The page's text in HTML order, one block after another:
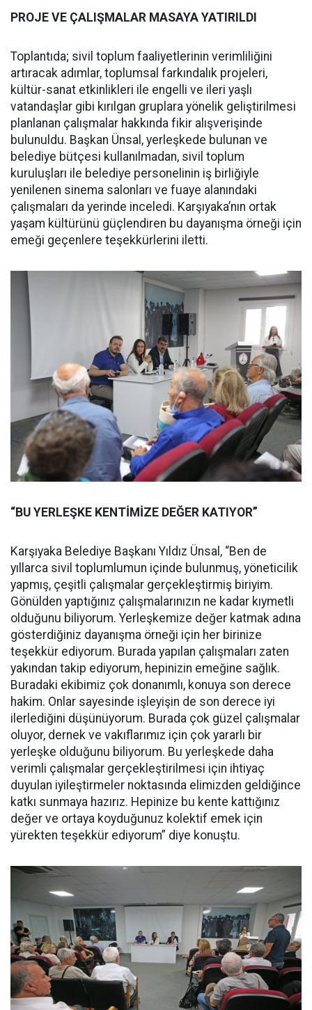
PROJE VE ÇALIŞMALAR MASAYA YATIRILDI
Toplantıda; sivil toplum faaliyetlerinin verimliliğini
artıracak adımlar, toplumsal farkındalık projeleri,
kültür-sanat etkinlikleri ile engelli ve ileri yaşlı
vatandaşlar gibi kırılgan gruplara yönelik geliştirilmesi
planlanan çalışmalar hakkında fikir alışverişinde
bulunuldu. Başkan Ünsal, yerleşkede bulunan ve
belediye bütçesi kullanılmadan, sivil toplum
kuruluşları ile belediye personelinin iş birliğiyle
yenilenen sinema salonları ve fuaye alanındaki
çalışmaları da yerinde inceledi. Karşıyaka’nın ortak
yaşam kültürünü güçlendiren bu dayanışma örneği için
emeği geçenlere teşekkürlerini iletti.
“BU YERLEŞKE KENTİMİZE DEĞER KATIYOR”
Karşıyaka Belediye Başkanı Yıldız Ünsal, “Ben de
yıllarca sivil toplumlumun içinde bulunmuş, yöneticilik
yapmış, çeşitli çalışmalar gerçekleştirmiş biriyim.
Gönülden yaptığınız çalışmalarınızın ne kadar kıymetli
olduğunu biliyorum. Yerleşkemize değer katmak adına
gösterdiğiniz dayanışma örneği için her birinize
teşekkür ediyorum. Burada yapılan çalışmaları zaten
yakından takip ediyorum, hepinizin emeğine sağlık.
Buradaki ekibimiz çok donanımlı, konuya son derece
hakim. Onlar sayesinde işleyişin de son derece iyi
ilerlediğini düşünüyorum. Burada çok güzel çalışmalar
oluyor, dernek ve vakıflarımız için çok yararlı bir
yerleşke olduğunu biliyorum. Bu yerleşkede daha
verimli çalışmalar gerçekleştirilmesi için ihtiyaç
duyulan iyileştirmeler noktasında elimizden geldiğince
katkı sunmaya hazırız. Hepinize bu kente kattığınız
değer ve ortaya koyduğunuz kolektif emek için
yürekten teşekkür ediyorum” diye konuştu.